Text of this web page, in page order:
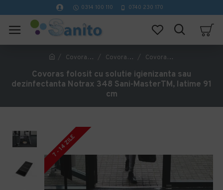
0314 100 110 0740 230 170
Covorase Profesionale Covorase igienizante Covoras folosit cu solutie igienizanta sau dezinfectanta Notrax 348 Sani-MasterTM, latime 91 cm
Covoras folosit cu solutie igienizanta sau
dezinfectanta Notrax 348 Sani-MasterTM, latime 91
cm
7 - 14 ZILE